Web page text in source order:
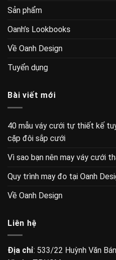
Sản phẩm
Oanh’s Lookbooks
Về Oanh Design
Tuyển dụng
Bài viết mới
40 mẫu váy cưới tự thiết kế
cặp đôi sắp cưới
Vì sao bạn nên may váy cưới
Quy trình may đo tại Oanh
Về Oanh Design
Liên hệ
Địa chỉ: 533/22 Huỳnh Văn